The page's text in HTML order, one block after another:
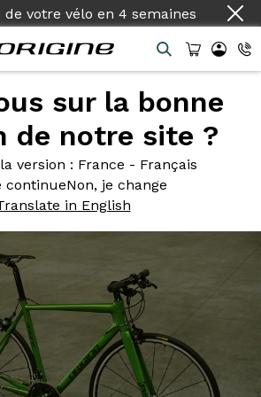
de votre vélo en 4 semaines
sur la bonne
de notre site ?
version : France - Français
continueNon, je change
in English
Fitness - Colors On Demand
Fitness - Colors